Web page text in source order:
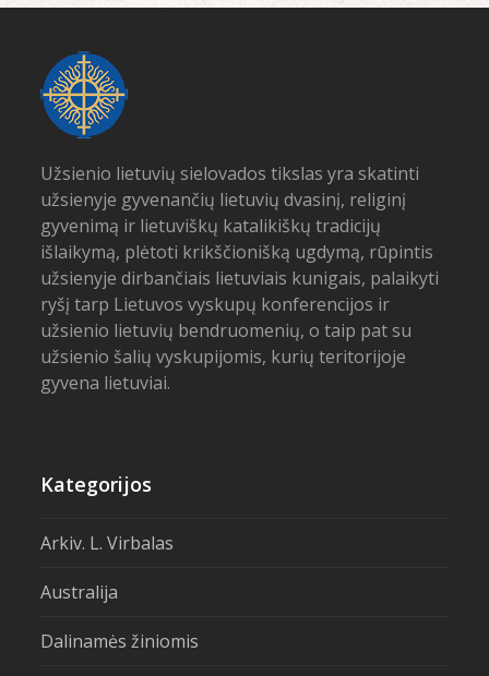
Užsienio lietuvių sielovados tikslas yra skatinti
užsienyje gyvenančių lietuvių dvasinį, religinį
gyvenimą ir lietuviškų katalikiškų tradicijų
išlaikymą, plėtoti krikščionišką ugdymą, rūpintis
užsienyje dirbančiais lietuviais kunigais, palaikyti
ryšį tarp Lietuvos vyskupų konferencijos ir
užsienio lietuvių bendruomenių, o taip pat su
užsienio šalių vyskupijomis, kurių teritorijoje
gyvena lietuviai.
Kategorijos
Arkiv. L. Virbalas
Australija
Dalinamės žiniomis